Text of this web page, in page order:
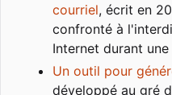
courriel, écrit en
confronté à
Internet durant une
Un outil pour
développé au gré